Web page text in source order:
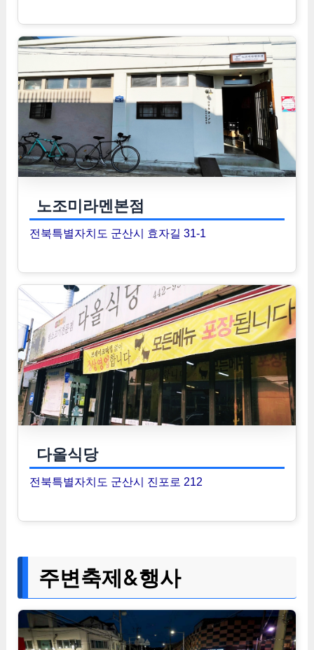
노조미라멘본점
전북특별자치도 군산시 효자길 31-1
다올식당
전북특별자치도 군산시 진포로 212
주변축제&행사